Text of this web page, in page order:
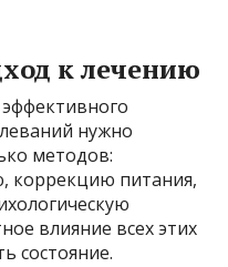
к лечению
нужно
методов:
коррекцию питания,
влияние всех этих
состояние.